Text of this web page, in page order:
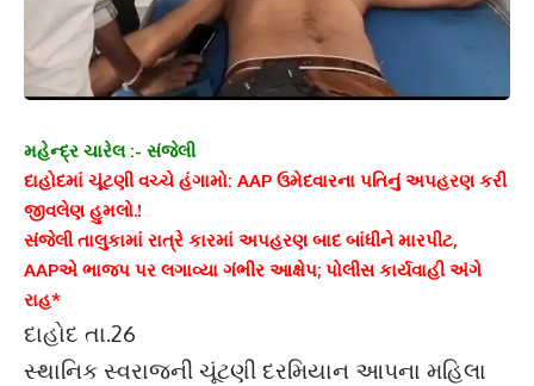
મહેન્દ્ર ચારેલ :- સંજેલી
દાહોદમાં ચૂંટણી વચ્ચે હંગામો: AAP ઉમેદવારના પતિનું અપહરણ કરી
જીવલેણ હુમલો.!
સંજેલી તાલુકામાં રાત્રે કારમાં અપહરણ બાદ બાંધીને મારપીટ,
AAPએ ભાજપ પર લગાવ્યા ગંભીર આક્ષેપ; પોલીસ કાર્યવાહી અંગે
રાહ*
દાહોદ તા.26
સ્થાનિક સ્વરાજની ચૂંટણી દરમિયાન આપના મહિલા